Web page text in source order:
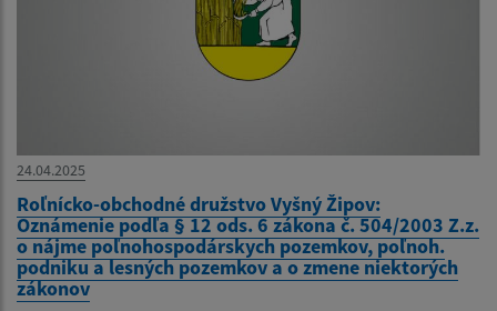
24.04.2025
Roľnícko-obchodné družstvo Vyšný Žipov:
Oznámenie podľa § 12 ods. 6 zákona č. 504/2003 Z.z.
o nájme poľnohospodárskych pozemkov, poľnoh.
podniku a lesných pozemkov a o zmene niektorých
zákonov